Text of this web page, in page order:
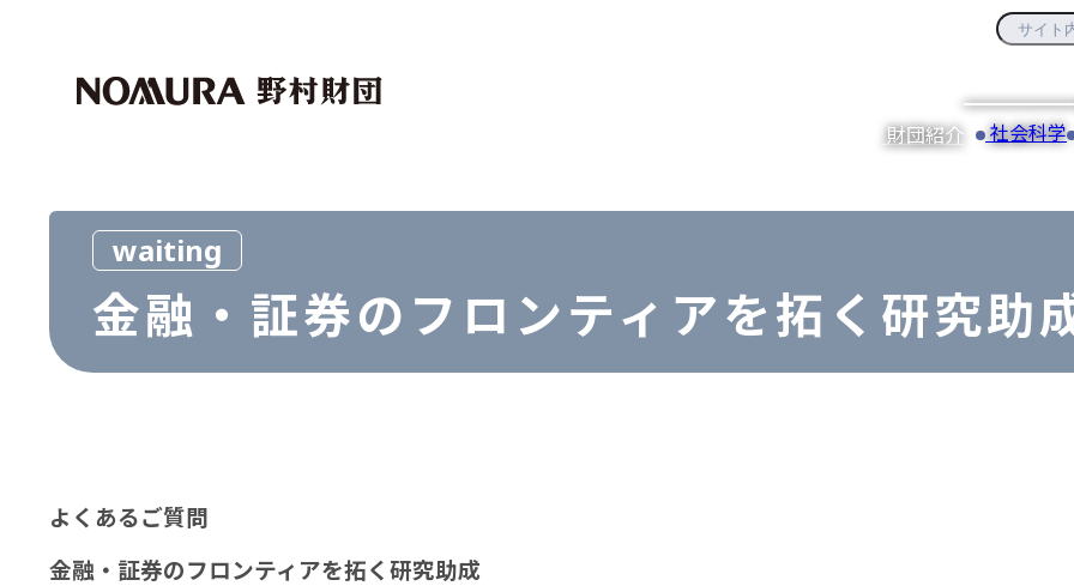
財団紹介
外国人留学生
芸術文化
世界経済研究事業
マクロ経済
お問い合わせ
財団紹介 社会科学
waiting
金融・証券のフロンティアを拓く研究助
よくあるご質問
金融・証券のフロンティアを拓く研究助成